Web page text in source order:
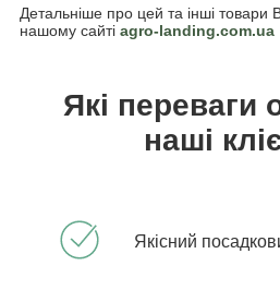
Детальніше про цей та інші товари
нашому сайті agro-landing.com.ua
Які переваги
наші
Якісний